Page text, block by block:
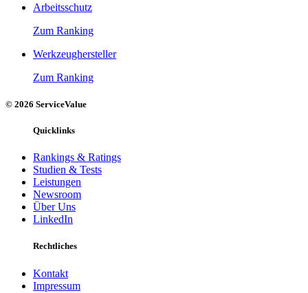
Arbeitsschutz
Zum Ranking
Werkzeughersteller
Zum Ranking
© 2026 ServiceValue
Quicklinks
Rankings & Ratings
Studien & Tests
Leistungen
Newsroom
Über Uns
LinkedIn
Rechtliches
Kontakt
Impressum